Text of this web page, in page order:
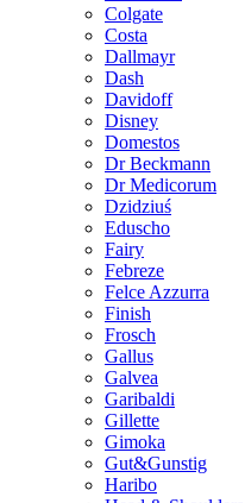
Colgate
Costa
Dallmayr
Dash
Davidoff
Disney
Domestos
Dr Beckmann
Dr Medicorum
Dzidziuś
Eduscho
Fairy
Febreze
Felce Azzurra
Finish
Frosch
Gallus
Galvea
Garibaldi
Gillette
Gimoka
Gut&Gunstig
Haribo